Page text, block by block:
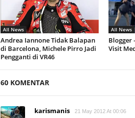
All News
Andrea Iannone Tidak Balapan
di Barcelona, Michele Pirro Jadi
Pengganti di VR46
All News
Blogger
Visit
60 KOMENTAR
karismanis 21 May 2012 At 00:06